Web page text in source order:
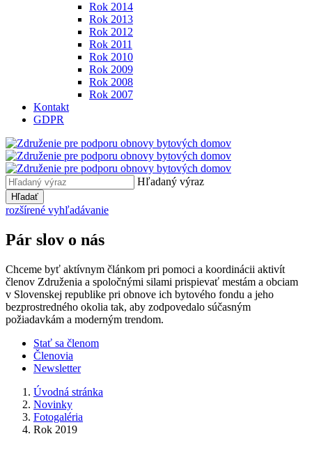
Rok 2014
Rok 2013
Rok 2012
Rok 2011
Rok 2010
Rok 2009
Rok 2008
Rok 2007
Kontakt
GDPR
Hľadaný výraz
Hľadať
rozšírené vyhľadávanie
Pár slov o nás
Chceme byť aktívnym článkom pri pomoci a koordinácii aktivít
členov Združenia a spoločnými silami prispievať mestám a obciam
v Slovenskej republike pri obnove ich bytového fondu a jeho
bezprostredného okolia tak, aby zodpovedalo súčasným
požiadavkám a moderným trendom.
Stať sa členom
Členovia
Newsletter
Úvodná stránka
Novinky
Fotogaléria
Rok 2019